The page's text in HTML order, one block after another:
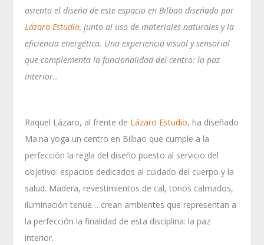
asienta el diseño de este espacio en Bilbao diseñado por
Lázaro Estudio, junto al uso de materiales naturales y la
eficiencia energética. Una experiencia visual y sensorial
que complementa la funcionalidad del centro: la paz
interior..
Raquel Lázaro, al frente de Lázaro Estudio, ha diseñado
Ma.na yoga un centro en Bilbao que cumple a la
perfección la regla del diseño puesto al servicio del
objetivo: espacios dedicados al cuidado del cuerpo y la
salud. Madera, revestimientos de cal, tonos calmados,
iluminación tenue… crean ambientes que representan a
la perfección la finalidad de esta disciplina: la paz
interior.